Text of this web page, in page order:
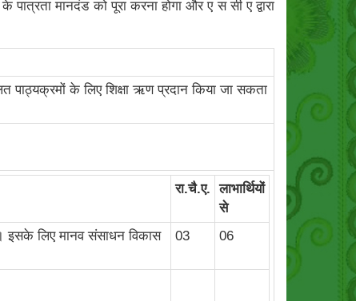
मानदंड को पूरा करना होगा और ए स सी ए द्वारा
पाठ्यक्रमों के लिए शिक्षा ऋण प्रदान किया जा सकता
रा.चै.ए.
लाभार्थियों
से
इसके लिए मानव संसाधन विकास
03 06